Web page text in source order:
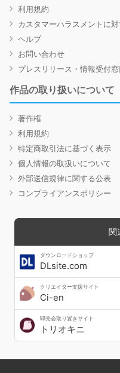
利用規約
カスタマーハラスメントに
ヘルプ
お問い合わせ
プレスリリース・情報受付窓
作品の取り扱いについて
著作権
利用規約
特定商取引法に基づく表示
個人情報の取扱いについて
外部送信規律に関する公表
コンプライアンスポリシー
関
ダウンロードショップ
DLsite.com
クリエイター支援サイト
Ci-en
即売会取り置きサイト
トリオキニ